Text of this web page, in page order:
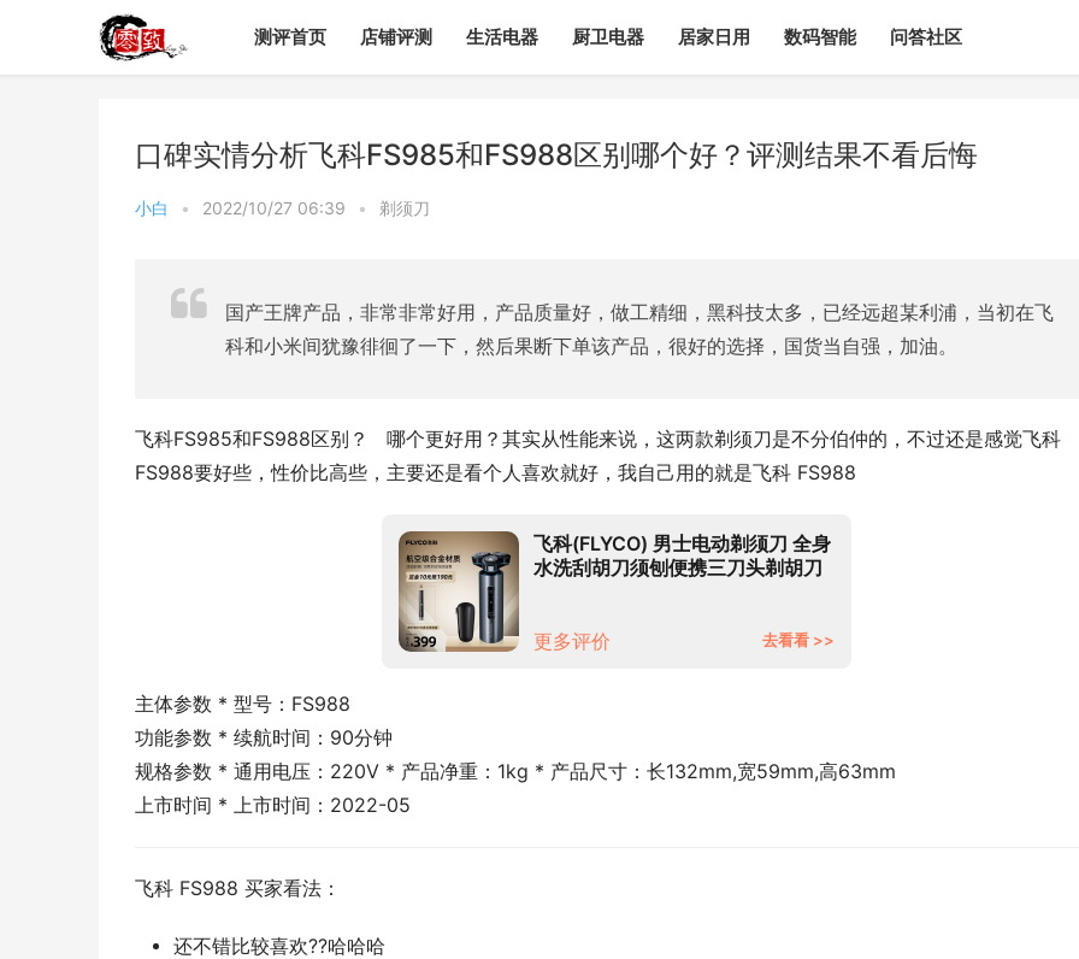
测评首页 店铺评测 生活电器 厨卫电器 居家日用 数码智能 问答社区
口碑实情分析飞科FS985和FS988区别哪个好？评测结果不看后悔
小白 • 2022/10/27 06:39 • 剃须刀
国产王牌产品，非常非常好用，产品质量好，做工精细，黑科技太多，已经远超某利浦，当初在飞
科和小米间犹豫徘徊了一下，然后果断下单该产品，很好的选择，国货当自强，加油。
飞科FS985和FS988区别？   哪个更好用？其实从性能来说，这两款剃须刀是不分伯仲的，不过还是感觉飞科
FS988要好些，性价比高些，主要还是看个人喜欢就好，我自己用的就是飞科 FS988
飞科(FLYCO) 男士电动剃须刀 全身
水洗刮胡刀须刨便携三刀头剃胡刀
更多评价
去看看 >>
主体参数 * 型号：FS988
功能参数 * 续航时间：90分钟
规格参数 * 通用电压：220V * 产品净重：1kg * 产品尺寸：长132mm,宽59mm,高63mm
上市时间 * 上市时间：2022-05
飞科 FS988 买家看法：
还不错比较喜欢??哈哈哈